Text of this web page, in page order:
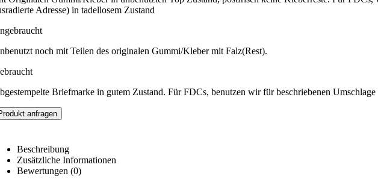
Adresse) in tadellosem Zustand
noch mit Teilen des originalen Gummi/Kleber mit Falz(Rest).
Briefmarke in gutem Zustand. Für FDCs, benutzen wir für beschriebenen Umschlage
anfragen
Beschreibung
Zusätzliche Informationen
Bewertungen (0)